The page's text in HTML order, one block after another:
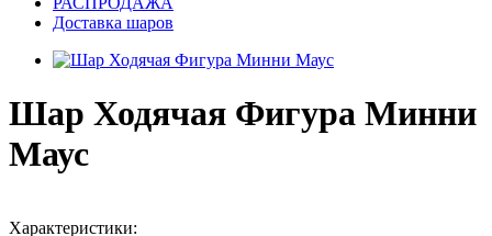
Доставка шаров
Шар Ходячая Фигура Минни
Маус
Характеристики: